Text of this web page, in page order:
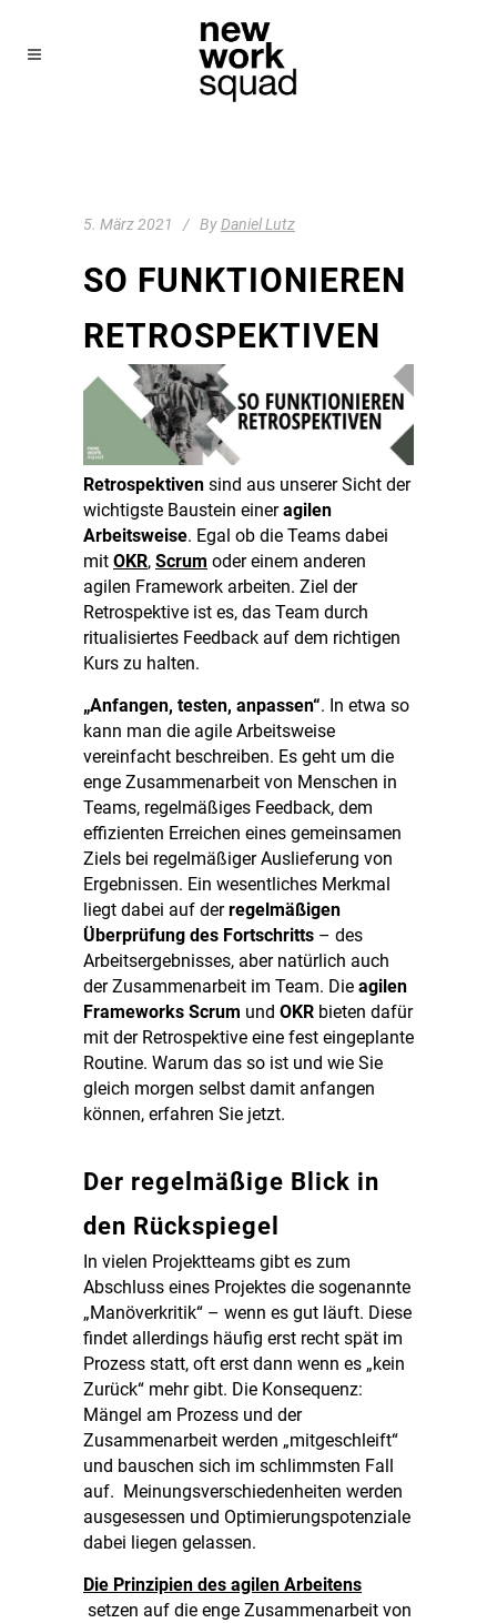
5. März 2021 ByDaniel Lutz
SO FUNKTIONIEREN
RETROSPEKTIVEN
Retrospektiven sind aus unserer Sicht der
wichtigste Baustein eineragilen
Arbeitsweise. Egal ob die Teams dabei
mit OKR, Scrum oder einem anderen
agilen Framework arbeiten. Ziel der
Retrospektive ist es, das Team durch
ritualisiertes Feedback auf dem richtigen
Kurs zu halten.
„Anfangen, testen, anpassen“. In etwa so
kann man die agile Arbeitsweise
vereinfacht beschreiben. Es geht um die
enge Zusammenarbeit von Menschen in
Teams, regelmäßiges Feedback, dem
effizienten Erreichen eines gemeinsamen
Ziels bei regelmäßiger Auslieferung von
Ergebnissen. Ein wesentliches Merkmal
liegt dabei auf derregelmäßigen
Überprüfung des Fortschritts – des
Arbeitsergebnisses, aber natürlich auch
der Zusammenarbeit im Team. Die agilen
Frameworks Scrum und OKR bieten dafür
mit der Retrospektive eine fest eingeplante
Routine. Warum das so ist und wie Sie
gleich morgen selbst damit anfangen
können, erfahren Sie jetzt.
Der regelmäßige Blick in
den Rückspiegel
In vielen Projektteams gibt es zum
Abschluss eines Projektes die sogenannte
„Manöverkritik“ – wenn es gut läuft. Diese
findet allerdings häufig erst recht spät im
Prozess statt, oft erst dann wenn es „kein
Zurück“ mehr gibt. Die Konsequenz:
Mängel am Prozess und der
Zusammenarbeit werden „mitgeschleift“
und bauschen sich im schlimmsten Fall
auf. Meinungsverschiedenheiten werden
ausgesessen und Optimierungspotenziale
dabei liegen gelassen.
Die Prinzipien des agilen Arbeitens
setzen auf die enge Zusammenarbeit von